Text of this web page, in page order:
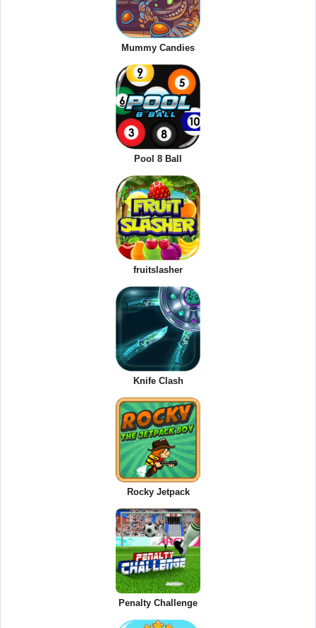
Mummy Candies
Pool 8 Ball
fruitslasher
Knife Clash
Rocky Jetpack
Penalty Challenge